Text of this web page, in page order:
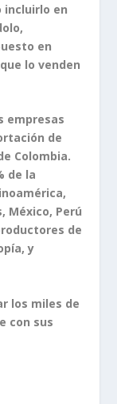
en
en
lo venden
empresas
de
Colombia.
de la
México, Perú
de
y
los miles de
con sus